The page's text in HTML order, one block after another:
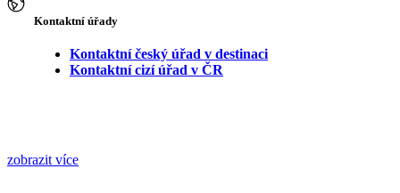
Kontaktní úřady
Kontaktní český úřad v destinaci
Kontaktní cizí úřad v ČR
zobrazit více